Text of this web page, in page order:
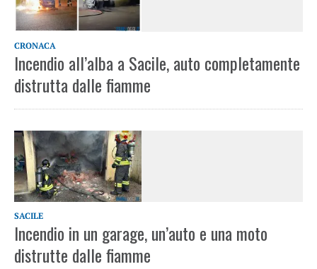
CRONACA
Incendio all’alba a Sacile, auto completamente
distrutta dalle fiamme
SACILE
Incendio in un garage, un’auto e una moto
distrutte dalle fiamme